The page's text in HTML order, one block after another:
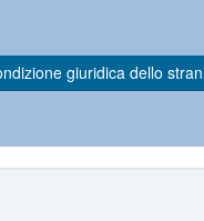
giuridica dello